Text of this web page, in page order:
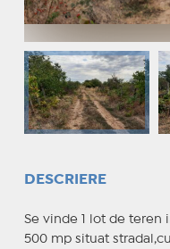
DESCRIERE
Se vinde 1 lot de teren
500 mp situat